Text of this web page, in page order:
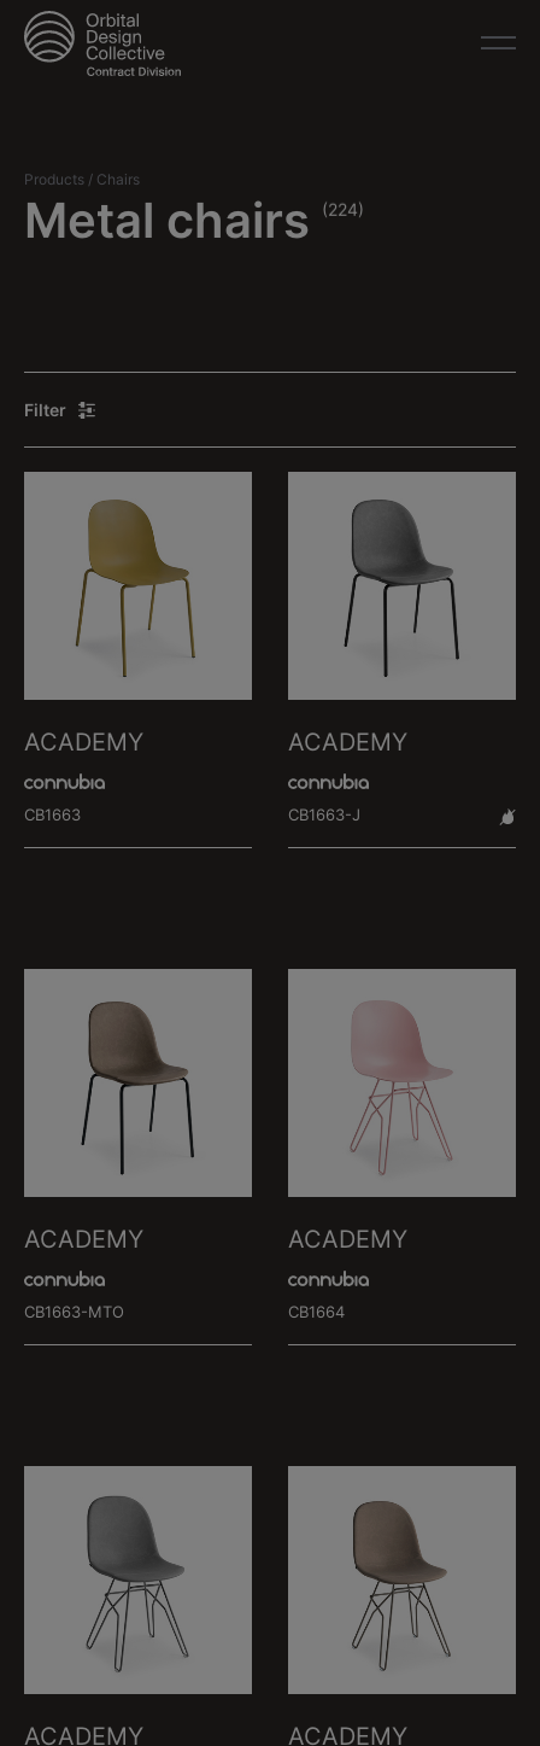
Products / Chairs
Metal chairs (224)
Filter
ACADEMY
CB1663
ACADEMY
CB1663-J
ACADEMY
CB1663-MTO
ACADEMY
CB1664
ACADEMY ACADEMY